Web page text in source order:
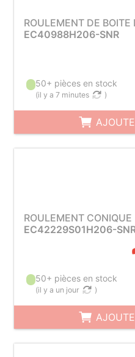
ROULEMENT DE BOITE
EC40988H206-SNR
50+ pièces en stock
(il y a 7 minutes )
ROULEMENT CONIQUE
EC42229S01H206-
50+ pièces en stock
(il y a un jour )